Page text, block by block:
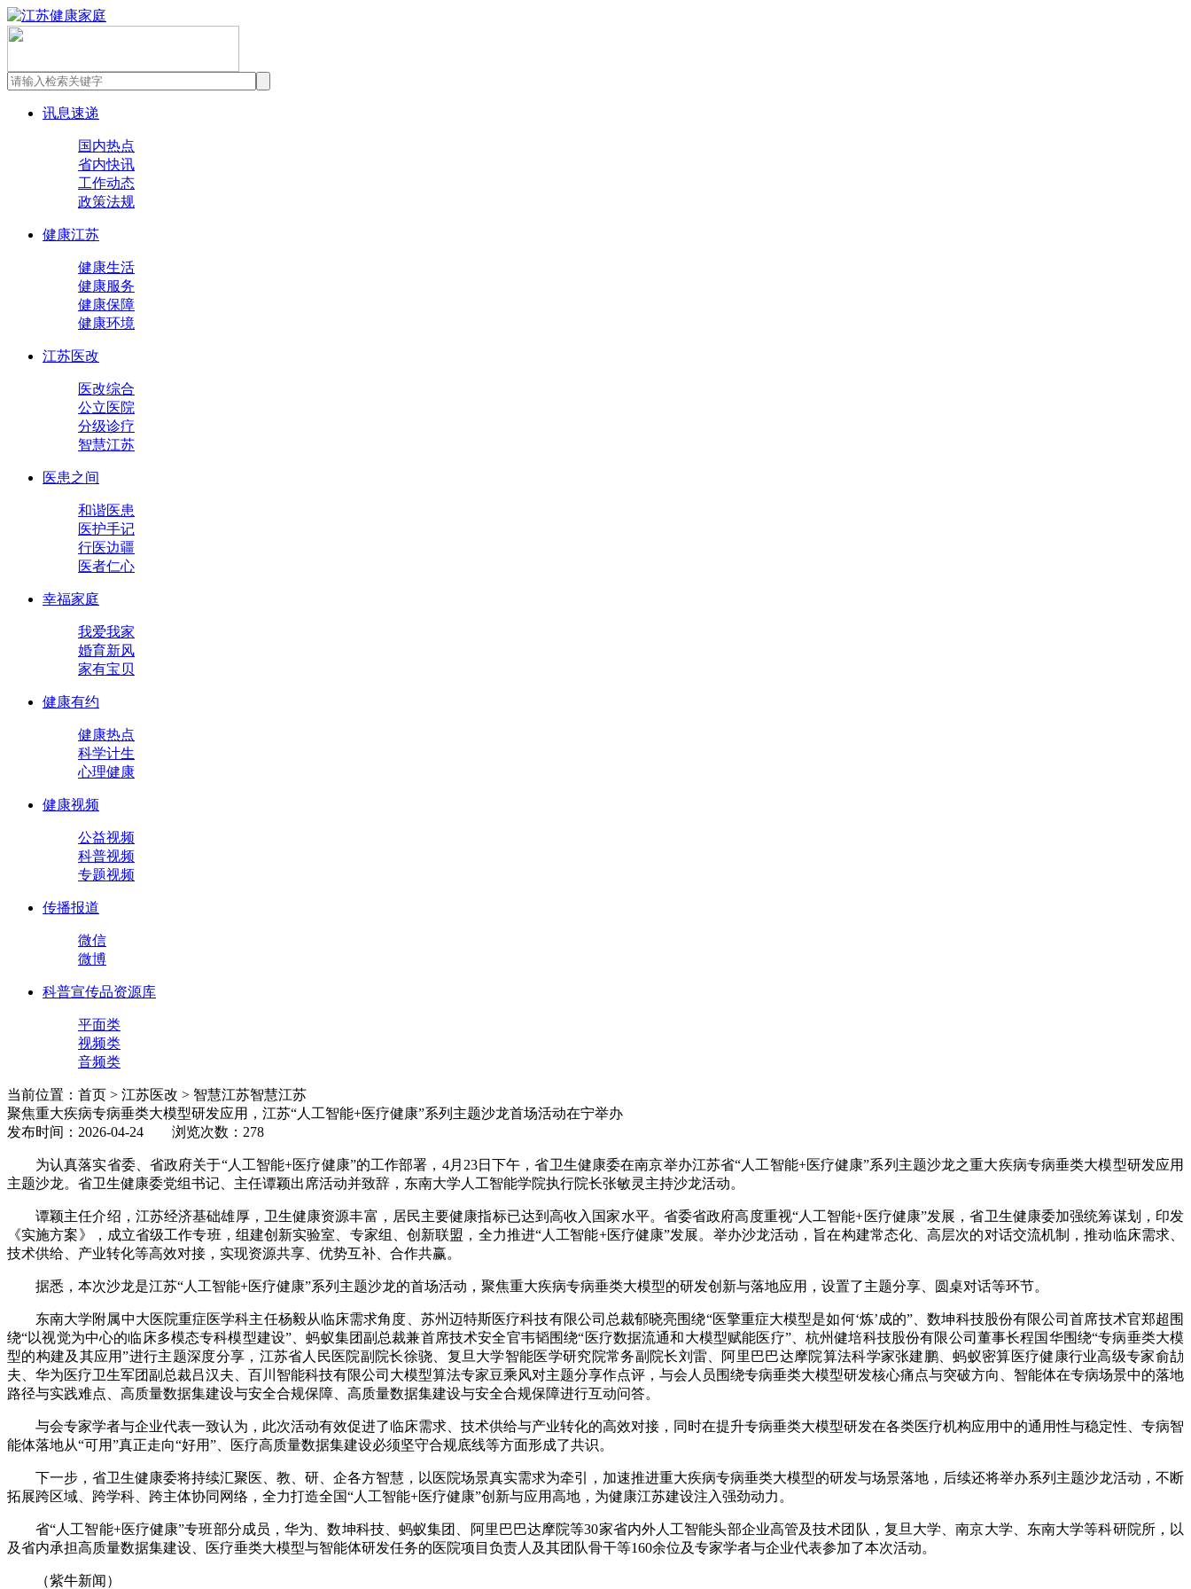
讯息速递
国内热点
省内快讯
工作动态
政策法规
健康江苏
健康生活
健康服务
健康保障
健康环境
江苏医改
医改综合
公立医院
分级诊疗
智慧江苏
医患之间
和谐医患
医护手记
行医边疆
医者仁心
幸福家庭
我爱我家
婚育新风
家有宝贝
健康有约
健康热点
科学计生
心理健康
健康视频
公益视频
科普视频
专题视频
传播报道
微信
微博
科普宣传品资源库
平面类
视频类
音频类
当前位置：首页 > 江苏医改 > 智慧江苏智慧江苏
聚焦重大疾病专病垂类大模型研发应用，江苏“人工智能+医疗健康”系列主题沙龙首场活动在宁举办
发布时间：2026-04-24 浏览次数：278
为认真落实省委、省政府关于“人工智能+医疗健康”的工作部署，4月23日下午，省卫生健康委在南京举办江苏省“人工智能+医疗健康”系列主题沙龙之重大疾病专病垂类大模型研发应用
主题沙龙。省卫生健康委党组书记、主任谭颖出席活动并致辞，东南大学人工智能学院执行院长张敏灵主持沙龙活动。
谭颖主任介绍，江苏经济基础雄厚，卫生健康资源丰富，居民主要健康指标已达到高收入国家水平。省委省政府高度重视“人工智能+医疗健康”发展，省卫生健康委加强统筹谋划，印发
《实施方案》，成立省级工作专班，组建创新实验室、专家组、创新联盟，全力推进“人工智能+医疗健康”发展。举办沙龙活动，旨在构建常态化、高层次的对话交流机制，推动临床需求、
技术供给、产业转化等高效对接，实现资源共享、优势互补、合作共赢。
据悉，本次沙龙是江苏“人工智能+医疗健康”系列主题沙龙的首场活动，聚焦重大疾病专病垂类大模型的研发创新与落地应用，设置了主题分享、圆桌对话等环节。
东南大学附属中大医院重症医学科主任杨毅从临床需求角度、苏州迈特斯医疗科技有限公司总裁郁晓亮围绕“医擎重症大模型是如何‘炼’成的”、数坤科技股份有限公司首席技术官郑超围
绕“以视觉为中心的临床多模态专科模型建设”、蚂蚁集团副总裁兼首席技术安全官韦韬围绕“医疗数据流通和大模型赋能医疗”、杭州健培科技股份有限公司董事长程国华围绕“专病垂类大模
型的构建及其应用”进行主题深度分享，江苏省人民医院副院长徐骁、复旦大学智能医学研究院常务副院长刘雷、阿里巴巴达摩院算法科学家张建鹏、蚂蚁密算医疗健康行业高级专家俞劼
夫、华为医疗卫生军团副总裁吕汉夫、百川智能科技有限公司大模型算法专家豆乘风对主题分享作点评，与会人员围绕专病垂类大模型研发核心痛点与突破方向、智能体在专病场景中的落地
路径与实践难点、高质量数据集建设与安全合规保障、高质量数据集建设与安全合规保障进行互动问答。
与会专家学者与企业代表一致认为，此次活动有效促进了临床需求、技术供给与产业转化的高效对接，同时在提升专病垂类大模型研发在各类医疗机构应用中的通用性与稳定性、专病智
能体落地从“可用”真正走向“好用”、医疗高质量数据集建设必须坚守合规底线等方面形成了共识。
下一步，省卫生健康委将持续汇聚医、教、研、企各方智慧，以医院场景真实需求为牵引，加速推进重大疾病专病垂类大模型的研发与场景落地，后续还将举办系列主题沙龙活动，不断
拓展跨区域、跨学科、跨主体协同网络，全力打造全国“人工智能+医疗健康”创新与应用高地，为健康江苏建设注入强劲动力。
省“人工智能+医疗健康”专班部分成员，华为、数坤科技、蚂蚁集团、阿里巴巴达摩院等30家省内外人工智能头部企业高管及技术团队，复旦大学、南京大学、东南大学等科研院所，以
及省内承担高质量数据集建设、医疗垂类大模型与智能体研发任务的医院项目负责人及其团队骨干等160余位及专家学者与企业代表参加了本次活动。
（紫牛新闻）